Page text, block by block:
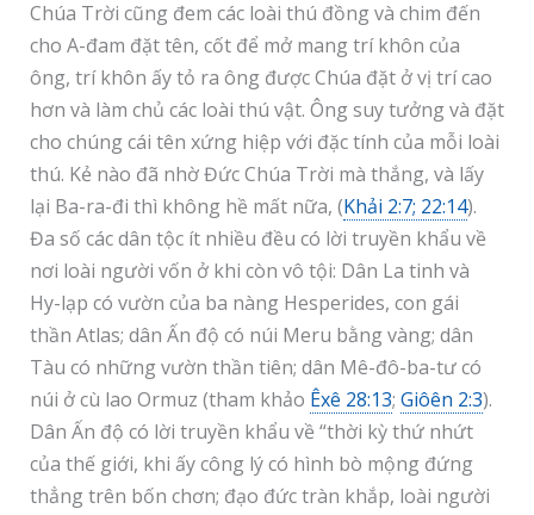
Chúa Trời cũng đem các loài thú đồng và chim đến
cho A-đam đặt tên, cốt để mở mang trí khôn của
ông, trí khôn ấy tỏ ra ông được Chúa đặt ở vị trí cao
hơn và làm chủ các loài thú vật. Ông suy tưởng và đặt
cho chúng cái tên xứng hiệp với đặc tính của mỗi loài
thú. Kẻ nào đã nhờ Đức Chúa Trời mà thắng, và lấy
lại Ba-ra-đi thì không hề mất nữa, (Khải 2:7; 22:14).
Đa số các dân tộc ít nhiều đều có lời truyền khẩu về
nơi loài người vốn ở khi còn vô tội: Dân La tinh và
Hy-lạp có vườn của ba nàng Hesperides, con gái
thần Atlas; dân Ấn độ có núi Meru bằng vàng; dân
Tàu có những vườn thần tiên; dân Mê-đô-ba-tư có
núi ở cù lao Ormuz (tham khảo Êxê 28:13; Giôên 2:3).
Dân Ấn độ có lời truyền khẩu về “thời kỳ thứ nhứt
của thế giới, khi ấy công lý có hình bò mộng đứng
thẳng trên bốn chơn; đạo đức tràn khắp, loài người